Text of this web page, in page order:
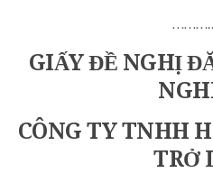
GIẤY ĐỀ NGHỊ
CÔNG TY TNHH
TRỞ